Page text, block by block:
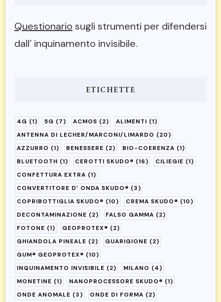
Questionario sugli strumenti per difendersi
dall’ inquinamento invisibile.
ETICHETTE
4G (1) 5G (7) ACMOS (2) ALIMENTI (1)
ANTENNA DI LECHER/MARCONI/LIMARDO (20)
AZZURRO (1) BENESSERE (2) BIO-COERENZA (1)
BLUETOOTH (1) CEROTTI SKUDO® (16) CILIEGIE (1)
CONFETTURA EXTRA (1)
CONVERTITORE D’ ONDA SKUDO® (3)
COPRIBOTTIGLIA SKUDO® (10) CREMA SKUDO® (10)
DECONTAMINAZIONE (2) FALSO GAMMA (2)
FOTONE (1) GEOPROTEX® (2)
GHIANDOLA PINEALE (2) GUARIGIONE (2)
GUM® GEOPROTEX® (10)
INQUINAMENTO INVISIBILE (2) MILANO (4)
MONETINE (1) NANOPROCESSORE SKUDO® (1)
ONDE ANOMALE (3) ONDE DI FORMA (2)